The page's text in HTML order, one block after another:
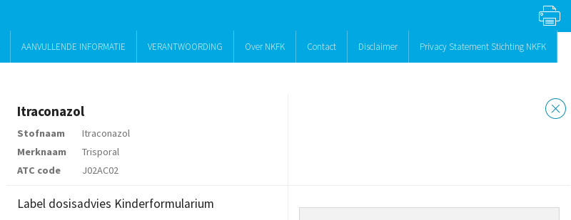
AANVULLENDE INFORMATIE VERANTWOORDING Over NKFK Contact Disclaimer Privacy Statement Stichting NKFK
Itraconazol
Stofnaam
Itraconazol
Merknaam
Trisporal
ATC code
J02AC02
Label dosisadvies Kinderformularium